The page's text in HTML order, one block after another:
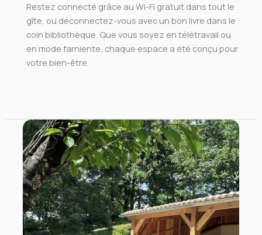
Restez connecté grâce au Wi-Fi gratuit dans tout le
gîte, ou déconnectez-vous avec un bon livre dans le
coin bibliothèque. Que vous soyez en télétravail ou
en mode farniente, chaque espace a été conçu pour
votre bien-être.